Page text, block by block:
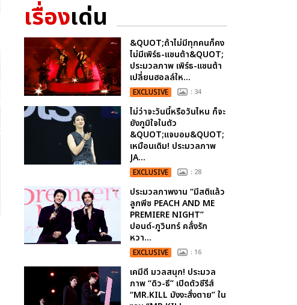
เรื่องเด่น
&QUOT;ถ้าไม่มีทุกคนก็คง
ไม่มีเพิร์ธ-แซนต้า&QUOT;
ประมวลภาพ เพิร์ธ-แซนต้า
เปลี่ยนฮอลล์ให...
EXCLUSIVE : 34
ไม่ว่าจะวันนี้หรือวันไหน ก็จะ
ยังภูมิใจในตัว
&QUOT;แจบอม&QUOT;
เหมือนเดิม! ประมวลภาพ
JA...
EXCLUSIVE : 28
ประมวลภาพงาน “มีสติแล้ว
ลูกพีช PEACH AND ME
PREMIERE NIGHT”
ปอนด์-ภูวินทร์ คลั่งรัก
หวา...
EXCLUSIVE : 16
เคมีดี มวลสนุก! ประมวล
ภาพ “ดิว-ธี” เปิดตัวซีรีส์
“MR.KILL มังงะสั่งตาย” ใน